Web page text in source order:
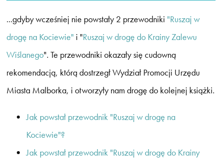
...gdyby wcześniej nie powstały 2 przewodniki "Ruszaj w
drogę na Kociewie" i "Ruszaj w drogę do Krainy Zalewu
Wiślanego". Te przewodniki okazały się cudowną
rekomendacją, którą dostrzegł Wydział Promocji Urzędu
Miasta Malborka, i otworzyły nam drogę do kolejnej książki.
Jak powstał przewodnik "Ruszaj w drogę na
Kociewie"?
Jak powstał przewodnik "Ruszaj w drogę do Krainy